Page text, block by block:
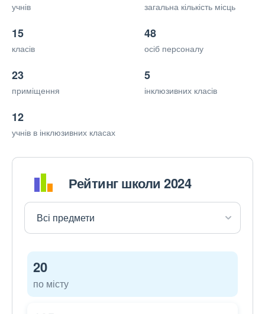
учнів загальна кількість місць
15
класів
48
осіб персоналу
23
приміщення
5
інклюзивних класів
12
учнів в інклюзивних класах
Рейтинг школи 2024
20
по місту